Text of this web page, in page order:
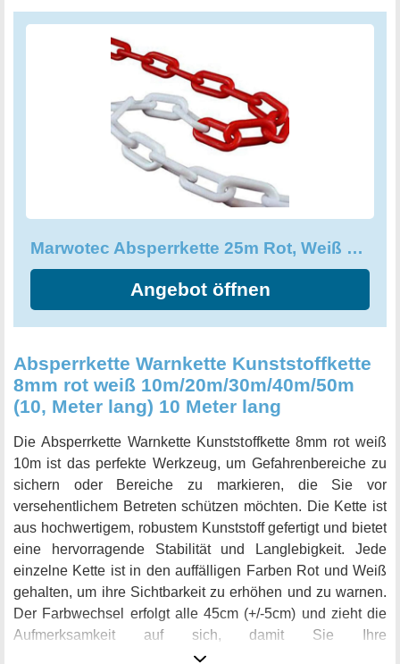
Stabilität, selbst unter schlechten Bedingungen. Im
Gegensatz zu schweren Stahlketten lässt sich die
Marwotec Absperrkette leicht handhaben und kann dank
des mitgelieferten Beutels problemlos transportiert und
gelagert werden. Außerdem bietet sie dank der gut
sichtbaren Signalfarben maximale Sicherheit und
ermöglicht es, Gefahren frühzeitig zu erkennen und
bestehehende Risiken zu minimieren. Holen Sie sich jetzt
die Marwotec Absperrkette 25m Rot, Weiß 6mm Stärke
Kunststoffkette und schaffen Sie sich ein höchst
Marwotec Absperrkette 25m Rot, Weiß 6mm Stärke Kunststoffkette 25m im Beutel
Angebot öffnen
Absperrkette Warnkette Kunststoffkette
8mm rot weiß 10m/20m/30m/40m/50m
(10, Meter lang) 10 Meter lang
Die Absperrkette Warnkette Kunststoffkette 8mm rot weiß
10m ist das perfekte Werkzeug, um Gefahrenbereiche zu
sichern oder Bereiche zu markieren, die Sie vor
versehentlichem Betreten schützen möchten. Die Kette ist
aus hochwertigem, robustem Kunststoff gefertigt und bietet
eine hervorragende Stabilität und Langlebigkeit. Jede
einzelne Kette ist in den auffälligen Farben Rot und Weiß
gehalten, um ihre Sichtbarkeit zu erhöhen und zu warnen.
Der Farbwechsel erfolgt alle 45cm (+/-5cm) und zieht die
Aufmerksamkeit auf sich, damit Sie Ihre
Sicherheitsbedürfnisse effektiv erfüllen können. Eine